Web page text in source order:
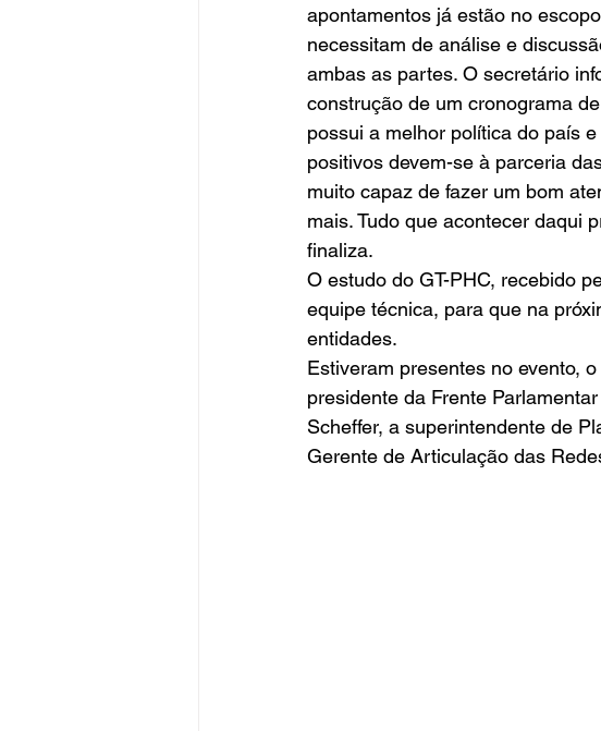
apontamentos já estão no
necessitam de análise e
ambas as partes. O secretário
construção de um cronograma
possui a melhor política do país
positivos devem-se à parceria
muito capaz de fazer um bom
mais. Tudo que acontecer daqui
finaliza.
O estudo do GT-PHC, recebido
equipe técnica, para que na
entidades.
Estiveram presentes no evento,
presidente da Frente
Scheffer, a superintendente de
Gerente de Articulação das